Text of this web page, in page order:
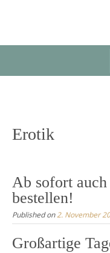
Erotik
Ab sofort
bestellen!
Published on2. November
Großartige